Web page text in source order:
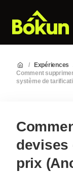
/ Expériences
Comment
système de
devises
prix